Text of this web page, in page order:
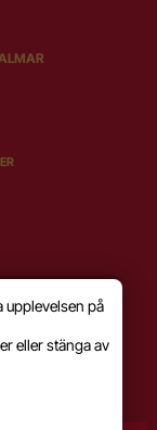
upplevelsen på
eller stänga av